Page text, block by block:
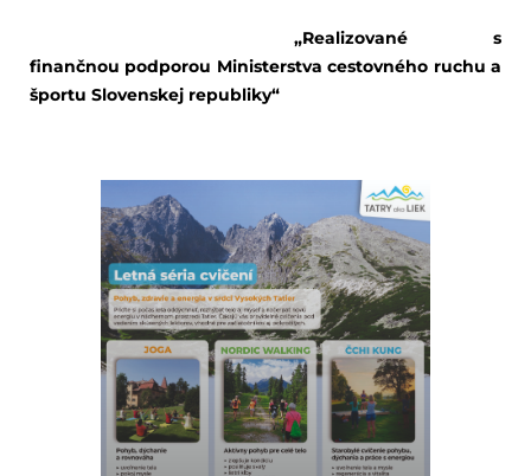
„Realizované s
finančnou podporou Ministerstva cestovného ruchu a
športu Slovenskej republiky“